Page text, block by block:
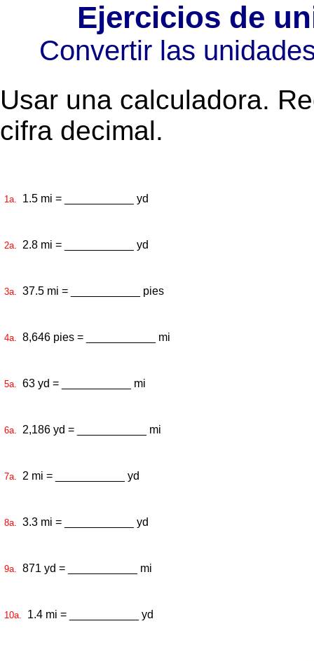
Ejercicios de
Convertir las
Usar una calculadora.
cifra decimal.
1a. 1.5 mi = ___________ yd
2a. 2.8 mi = ___________ yd
3a. 37.5 mi = ___________ pies
4a. 8,646 pies = ___________ mi
5a. 63 yd = ___________ mi
6a. 2,186 yd = ___________ mi
7a. 2 mi = ___________ yd
8a. 3.3 mi = ___________ yd
9a. 871 yd = ___________ mi
10a. 1.4 mi = ___________ yd